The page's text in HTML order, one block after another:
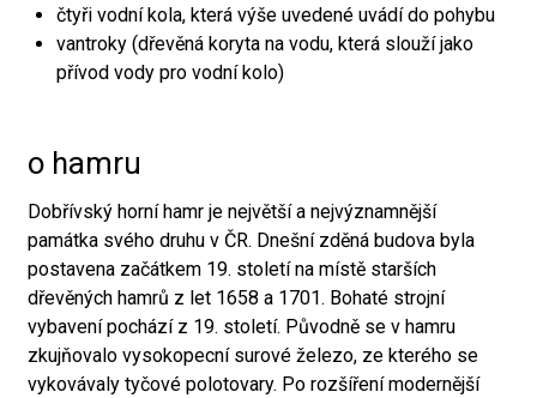
čtyři vodní kola, která výše uvedené uvádí do pohybu
vantroky (dřevěná koryta na vodu, která slouží jako
přívod vody pro vodní kolo)
o hamru
Dobřívský horní hamr je největší a nejvýznamnější
památka svého druhu v ČR. Dnešní zděná budova byla
postavena začátkem 19. století na místě starších
dřevěných hamrů z let 1658 a 1701. Bohaté strojní
vybavení pochází z 19. století. Původně se v hamru
zkujňovalo vysokopecní surové železo, ze kterého se
vykovávaly tyčové polotovary. Po rozšíření modernější